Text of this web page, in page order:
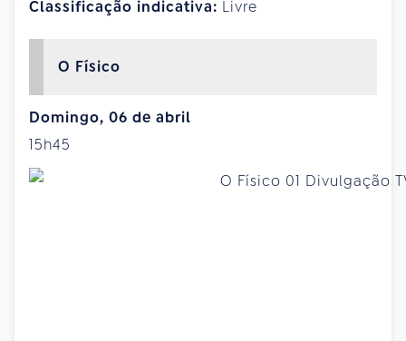
Classificação indicativa: Livre
O Físico
Domingo, 06 de abril
15h45